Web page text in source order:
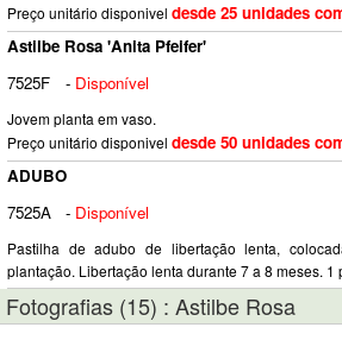
Preço unitário disponivel desde 25 unidades
Astilbe Rosa 'Anita Pfeifer'
7525F
- Disponível
Jovem planta em vaso.
Preço unitário disponivel desde 50 unidades
ADUBO
7525A
- Disponível
Pastilha de adubo de libertação lenta,
plantação. Libertação lenta durante 7 a 8 meses. 1
Fotografias (15) : Astilbe Rosa